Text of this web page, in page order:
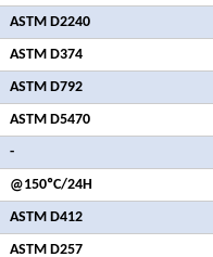
ASTM D2240
ASTM D374
ASTM D792
ASTM D5470
-
@150ºC/24H
ASTM D412
ASTM D257